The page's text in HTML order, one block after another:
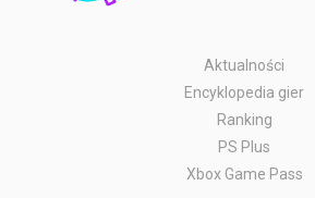
Aktualności
Encyklopedia gier
Ranking
PS Plus
Xbox Game Pass